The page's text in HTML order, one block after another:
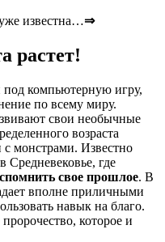
известна…⇒
растет!
компьютерную игру,
по всему миру.
свои необычные
возраста
с монстрами. Известно
Средневековье, где
свое прошлое. В
вполне приличными
навык на благо.
которое и